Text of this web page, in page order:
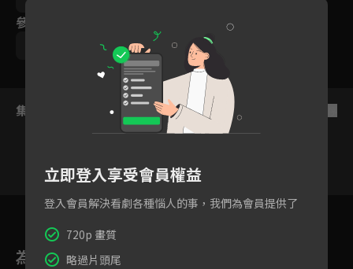
昔日男友俊夏重新進入她的生活，默默支持她，希望能給她真正的
參與演員
鄭盛煥 宋在喜 韓多敏
集數列表
76 77 78 79 80
為您推薦
立即登入享受會員權益
登入會員解決看劇各種惱人的事，我們為會員提供了
720p 畫質
略過片頭尾